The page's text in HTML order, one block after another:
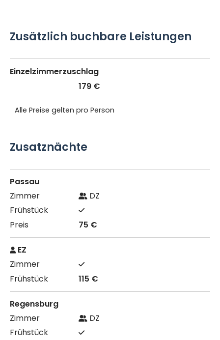
Zusätzlich buchbare Leistungen
Einzelzimmerzuschlag
179 €
Alle Preise gelten pro Person
Zusatznächte
Passau
DZ
75 €
EZ
115 €
Regensburg
DZ